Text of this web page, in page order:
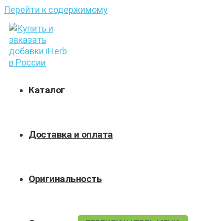
Перейти к содержимому
Каталог
Доставка и оплата
Оригинальность